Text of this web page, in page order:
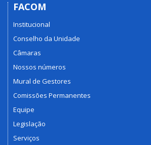
FACOM
Institucional
Conselho da Unidade
Câmaras
Nossos números
Mural de Gestores
Comissões Permanentes
Equipe
Legislação
Serviços